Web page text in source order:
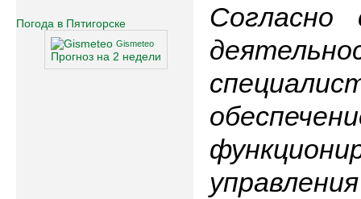
Погода в Пятигорске
Gismeteo
Прогноз на 2 недели
Согласно